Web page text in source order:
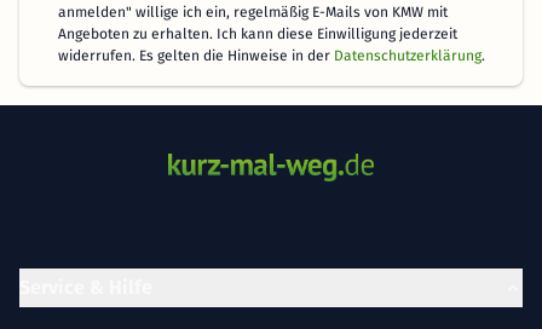
anmelden" willige ich ein, regelmäßig E-Mails von KMW mit
Angeboten zu erhalten. Ich kann diese Einwilligung jederzeit
widerrufen. Es gelten die Hinweise in der Datenschutzerklärung.